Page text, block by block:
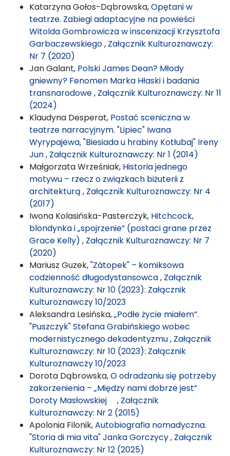
Katarzyna Gołos-Dąbrowska,Opętani w
teatrze. Zabiegi adaptacyjne na powieści
Witolda Gombrowicza w inscenizacji Krzysztofa
Garbaczewskiego, Załącznik Kulturoznawczy:
Nr 7 (2020)
Jan Galant, Polski James Dean? Młody
gniewny? Fenomen Marka Hłaski i badania
transnarodowe, Załącznik Kulturoznawczy: Nr 11
(2024)
Klaudyna Desperat, Postać sceniczna w
teatrze narracyjnym. "Lipiec" Iwana
Wyrypajewa, "Biesiada u hrabiny Kotłubaj" Ireny
Jun, Załącznik Kulturoznawczy: Nr 1 (2014)
Małgorzata Wrześniak, Historia jednego
motywu – rzecz o związkach biżuterii z
architekturą , Załącznik Kulturoznawczy: Nr 4
(2017)
Iwona Kolasińska-Pasterczyk, Hitchcock,
blondynka i „spojrzenie” (postaci grane przez
Grace Kelly) , Załącznik Kulturoznawczy: Nr 7
(2020)
Mariusz Guzek,"Zátopek" – komiksowa
codzienność długodystansowca, Załącznik
Kulturoznawczy: Nr 10 (2023): Załącznik
Kulturoznawczy 10/2023
Aleksandra Lesińska,„Podłe życie miałem”.
"Puszczyk" Stefana Grabińskiego wobec
modernistycznego dekadentyzmu, Załącznik
Kulturoznawczy: Nr 10 (2023): Załącznik
Kulturoznawczy 10/2023
Dorota Dąbrowska,O odradzaniu się potrzeby
zakorzenienia – „Między nami dobrze jest”
Doroty Masłowskiej , Załącznik
Kulturoznawczy: Nr 2 (2015)
Apolonia Filonik,Autobiografia nomadyczna.
"Storia di mia vita" Janka Gorczycy, Załącznik
Kulturoznawczy: Nr 12 (2025)